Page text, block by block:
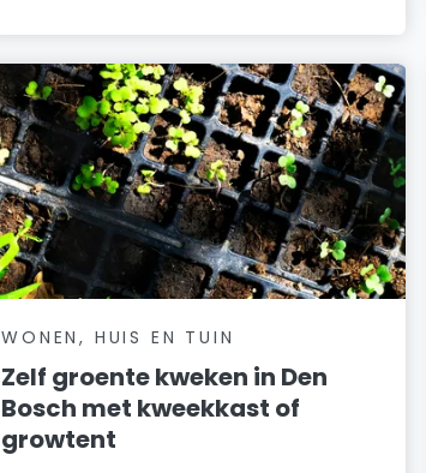
WONEN, HUIS EN TUIN
Zelf groente kweken in Den
Bosch met kweekkast of
growtent